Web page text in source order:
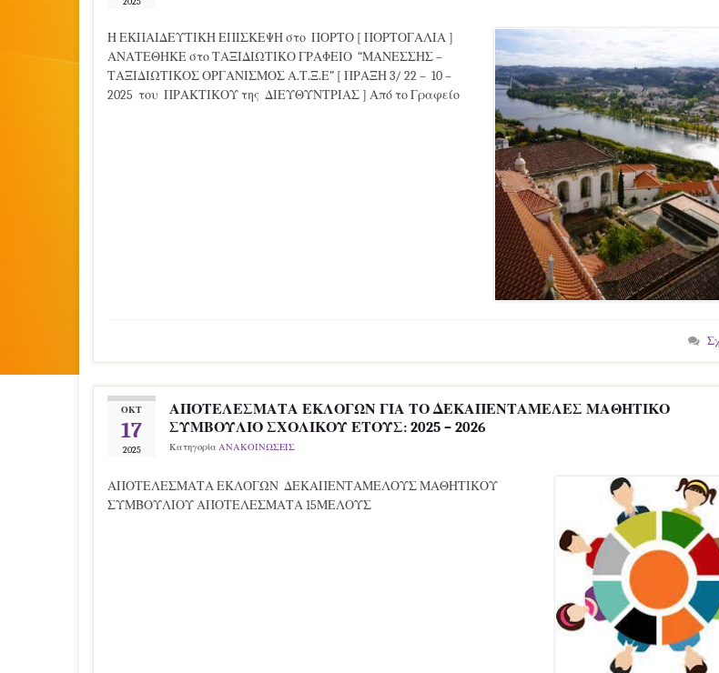
Η ΕΚΠΑΙΔΕΥΤΙΚΗ ΕΠΙΣΚΕΨΗ στο ΠΟΡΤΟ [ ΠΟΡΤΟΓΑΛΙΑ ]
ΑΝΑΤΕΘΗΚΕ στο ΤΑΞΙΔΙΩΤΙΚΟ ΓΡΑΦΕΙΟ “ΜΑΝΕΣΣΗΣ –
ΤΑΞΙΔΙΩΤΙΚΟΣ ΟΡΓΑΝΙΣΜΟΣ Α.Τ.Ξ.Ε” [ ΠΡΑΞΗ 3/ 22 – 10 –
2025 του ΠΡΑΚΤΙΚΟΥ της ΔΙΕΥΘΥΝΤΡΙΑΣ ] Από το Γραφείο
ΟΚΤ
17
2025
ΑΠΟΤΕΛΕΣΜΑΤΑ ΕΚΛΟΓΩΝ ΓΙΑ ΤΟ ΔΕΚΑΠΕΝΤΑΜΕΛΕΣ ΜΑΘΗΤΙΚΟ
ΣΥΜΒΟΥΛΙΟ ΣΧΟΛΙΚΟΥ ΕΤΟΥΣ: 2025 – 2026
Κατηγορία ΑΝΑΚΟΙΝΩΣΕΙΣ
ΑΠΟΤΕΛΕΣΜΑΤΑ ΕΚΛΟΓΩΝ ΔΕΚΑΠΕΝΤΑΜΕΛΟΥΣ ΜΑΘΗΤΙΚΟΥ
ΣΥΜΒΟΥΛΙΟΥ ΑΠΟΤΕΛΕΣΜΑΤΑ 15ΜΕΛΟΥΣ